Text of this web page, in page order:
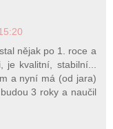
nějak po 1. roce a
je kvalitní, stabilní...
a nyní má (od jara)
3 roky a naučil